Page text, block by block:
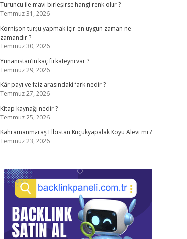
Turuncu ile mavi birleşirse hangi renk olur ?
Temmuz 31, 2026
Kornişon turşu yapmak için en uygun zaman ne
zamandır ?
Temmuz 30, 2026
Yunanistan’ın kaç fırkateyni var ?
Temmuz 29, 2026
Kâr payı ve faiz arasındaki fark nedir ?
Temmuz 27, 2026
Kitap kaynağı nedir ?
Temmuz 25, 2026
Kahramanmaraş Elbistan Küçükyapalak Köyü Alevi mi ?
Temmuz 23, 2026